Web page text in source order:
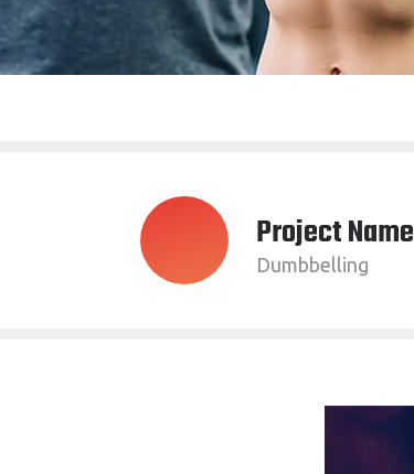
Project Name
Dumbbelling